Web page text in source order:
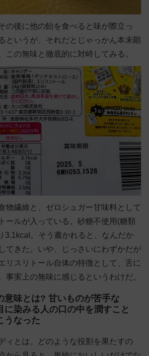
の後に他の飴を食べると味が際立っ
というが、それだとじゃっかん本末顚
この無味と徹底的に対峙してみる。
物繊維と、ゼロシュガー甘味料として
ールが入っている。砂糖不使用(糖類
3.1kcal。そう書かれると、なんだか
てきた。いや、じっさいにわずかだが
リスリトール自体の特徴として、舌に
事実上の無味に感じるというわけだ。
意味とは? 甘いものが苦手な
に染みる人の口の中を潤すこと
うなった
ィとは、どのような役割を果たすの